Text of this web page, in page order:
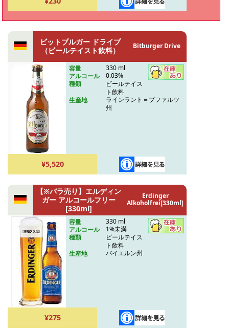
ビットブルガー ドライブ
（ビールテイスト飲料）
Bitburger Drive
容量
330 ml
アルコール
0.03%
種類
ビールテイス
ト飲料
生産地
ラインラント＝プファルツ
州
¥5,520
【※バラ売り】エルディン
ガー アルコールフリー
[330ml]
Erdinger
Alkoholfrei[330ml]
容量
330 ml
アルコール
1%未満
種類
ビールテイス
ト飲料
生産地
バイエルン州
¥275